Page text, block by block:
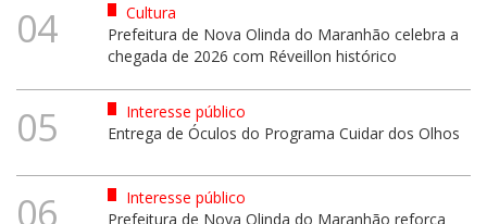
04
Cultura
Prefeitura de Nova Olinda do Maranhão celebra a
chegada de 2026 com Réveillon histórico
05
Interesse público
Entrega de Óculos do Programa Cuidar dos Olhos
06
Interesse público
Prefeitura de Nova Olinda do Maranhão reforça